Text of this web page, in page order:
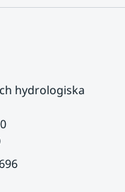
hydrologiska